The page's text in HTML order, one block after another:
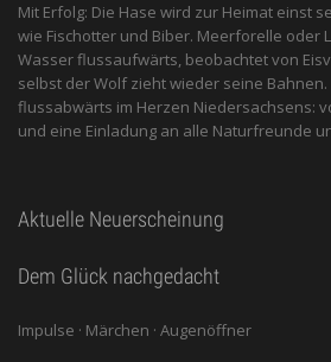
Mit Erfolg: Die Hase wird zur Heimat einst
wie Fischotter und Biber. Meerforelle oder
Wasser flussaufwärts, beobachtet von
selbst der Wolf zieht wieder seine Bahnen.
flussabwärts im Herzen Niedersachsens:
und eine Einladung an alle ­Naturfreunde
Aktuelle Neuerscheinung
Dem Glück nachgedacht
Impulse · Märchen · Augenöffner